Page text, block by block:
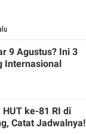
9 Agustus? Ini 3
Internasional
ke-81 RI di
Catat Jadwalnya!